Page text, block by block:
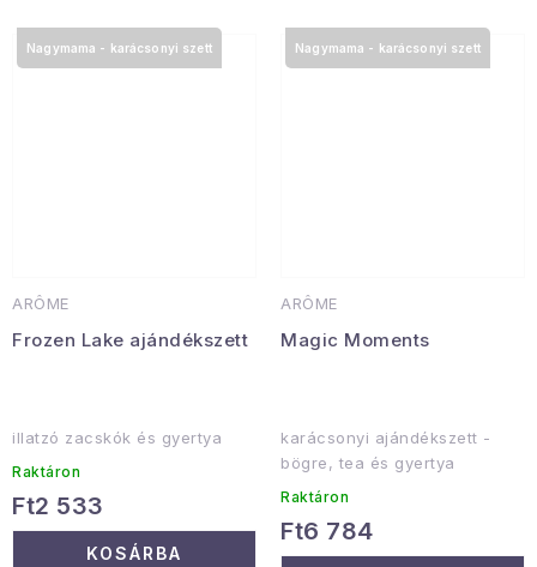
ARÔME
Frozen Lake ajándékszett
Nagymama - karácsonyi szett
illatzó zacskók és gyertya
Raktáron
Ft2 533
KOSÁRBA
ARÔME
Magic Moments
Nagymama - karácsonyi szett
karácsonyi ajándékszett -
bögre, tea és gyertya
Raktáron
Ft6 784